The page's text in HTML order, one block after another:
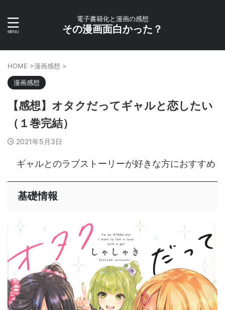
電子書籍化と漫画の感想
その漫画面白かった？
HOME >漫画感想 >
漫画感想
【感想】オタクだってギャルと恋したい
（１巻完結）
2021年5月3日
ギャルとのラブストーリーが好きな方におすすめ
基礎情報